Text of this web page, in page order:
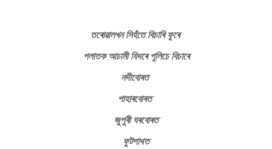
তৰোৱালখন সিহঁতে বিচাৰি ফুৰে
পলাতক আচামী যিদৰে পুলিচে বিচাৰে
নদীবোৰত
পাহাৰবোৰত
জুপুৰী ঘৰবোৰত
ফুটপাথত